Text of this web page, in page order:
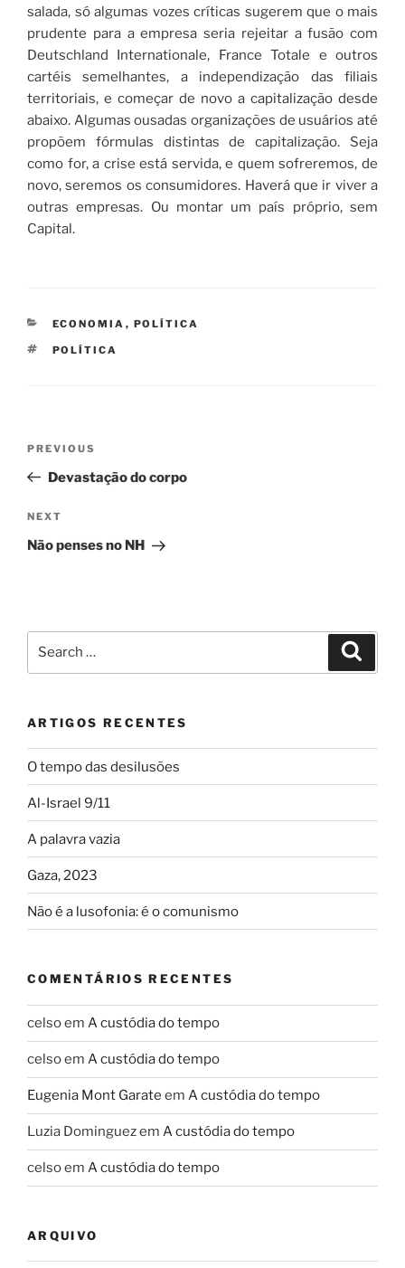
salada, só algumas vozes críticas sugerem que o mais
prudente para a empresa seria rejeitar a fusão com
Deutschland Internationale, France Totale e outros
cartéis semelhantes, a independização das filiais
territoriais, e começar de novo a capitalização desde
abaixo. Algumas ousadas organizações de usuários até
propõem fórmulas distintas de capitalização. Seja
como for, a crise está servida, e quem sofreremos, de
novo, seremos os consumidores. Haverá que ir viver a
outras empresas. Ou montar um país próprio, sem
Capital.
CATEGORIES
ECONOMIA , POLÍTICA
TAGS
POLÍTICA
artigos
Previous
Post
PREVIOUS
Devastação do corpo
Next
Post
NEXT
Não penses no NH
ARTIGOS RECENTES
O tempo das desilusões
Al-Israel 9/11
A palavra vazia
Gaza, 2023
Não é a lusofonia: é o comunismo
COMENTÁRIOS RECENTES
celsoem A custódia do tempo
celsoem A custódia do tempo
Eugenia Mont Garate em A custódia do tempo
Luzia Dominguezem A custódia do tempo
celsoem A custódia do tempo
ARQUIVO